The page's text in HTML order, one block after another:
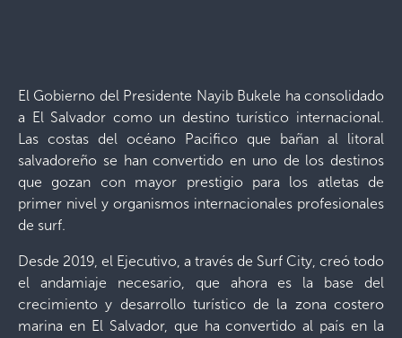
El Gobierno del Presidente Nayib Bukele ha consolidado
a El Salvador como un destino turístico internacional.
Las costas del océano Pacifico que bañan al litoral
salvadoreño se han convertido en uno de los destinos
que gozan con mayor prestigio para los atletas de
primer nivel y organismos internacionales profesionales
de surf.
Desde 2019, el Ejecutivo, a través de Surf City, creó todo
el andamiaje necesario, que ahora es la base del
crecimiento y desarrollo turístico de la zona costero
marina en El Salvador, que ha convertido al país en la